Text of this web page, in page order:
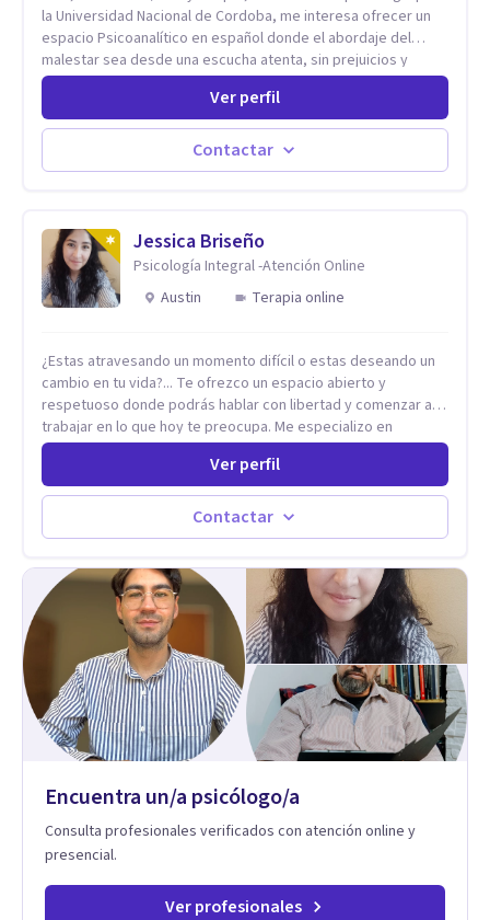
la Universidad Nacional de Cordoba, me interesa ofrecer un
espacio Psicoanalítico en español donde el abordaje del
malestar sea desde una escucha atenta, sin prejuicios y
rescatando lo singular de cada caso, sin caer en etiquetas.
Considero que todas las personas en algún momento pueden
sufrir y cada una por cuestiones particulares, es en mi
espacio donde se le dará un lugar a esas cuestiones
singulares de cada uno, para luego generar cambios. Soy una
investigo. Siempre en la búsqueda de ser un mejor
profesional.
Ver perfil
Contactar
Jessica Briseño
Psicología Integral -Atención Online
Austin
Terapia online
¿Estas atravesando un momento difícil o estas deseando un
cambio en tu vida?... Te ofrezco un espacio abierto y
respetuoso donde podrás hablar con libertad y comenzar a
trabajar en lo que hoy te preocupa. Me especializo en
Trastornos de Ansiedad y a lo largo de mi experiencia
profesional he acompañado a muchas Familias y Parejas con
distintas problemáticas como el manejo del estrés,
Autoestima, Gestión de la Ira, Depresión, Retos en la Crianza,
Codependencia, Celos, entre otros. Cuento con más de 12
trabajado en distintos contextos clínicos con niños,
Adolescentes y Adultos
Ver perfil
Contactar
Encuentra un/a psicólogo/a
Consulta profesionales verificados con atención online y
presencial.
Ver profesionales